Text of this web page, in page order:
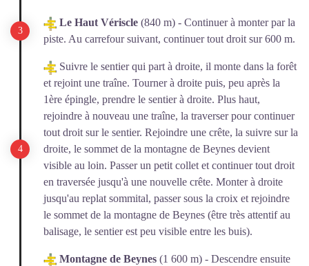
Le Haut Vériscle (840 m) - Continuer à monter par la
piste. Au carrefour suivant, continuer tout droit sur 600 m.
Suivre le sentier qui part à droite, il monte dans la forêt
et rejoint une traîne. Tourner à droite puis, peu après la
1ère épingle, prendre le sentier à droite. Plus haut,
rejoindre à nouveau une traîne, la traverser pour continuer
tout droit sur le sentier. Rejoindre une crête, la suivre sur la
droite, le sommet de la montagne de Beynes devient
visible au loin. Passer un petit collet et continuer tout droit
en traversée jusqu'à une nouvelle crête. Monter à droite
jusqu'au replat sommital, passer sous la croix et rejoindre
le sommet de la montagne de Beynes (être très attentif au
balisage, le sentier est peu visible entre les buis).
Montagne de Beynes (1 600 m) - Descendre ensuite